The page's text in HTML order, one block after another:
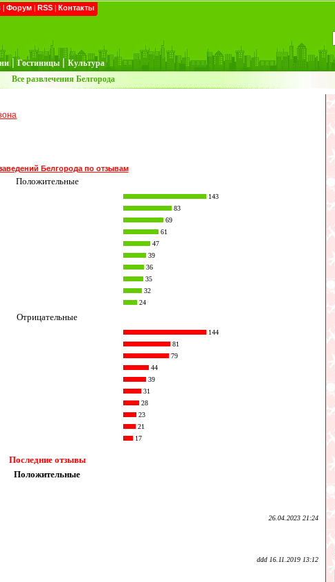
| Форум | RSS | Контакты
| Гостиницы | Культура
Все развлечения Белгорода
Белгорода по отзывам
Положительные
143
83
69
61
47
39
36
35
32
24
Отрицательные
144
81
79
44
39
31
28
23
21
17
Последние отзывы
Положительные
26.04.2023 21:24
ddd 16.11.2019 13:12